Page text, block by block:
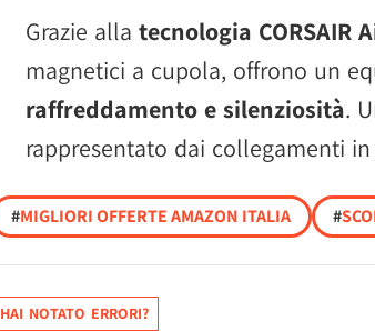
Grazie alla tecnologia CORSAIR
magnetici a cupola, offrono un
raffreddamento e silenziosità.
rappresentato dai collegamenti
#MIGLIORI OFFERTE AMAZON ITALIA #
HAI NOTATO ERRORI?